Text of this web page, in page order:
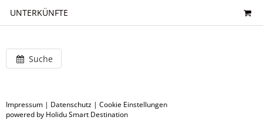
UNTERKÜNFTE
Suche
Impressum | Datenschutz | Cookie Einstellungen
powered by Holidu Smart Destination